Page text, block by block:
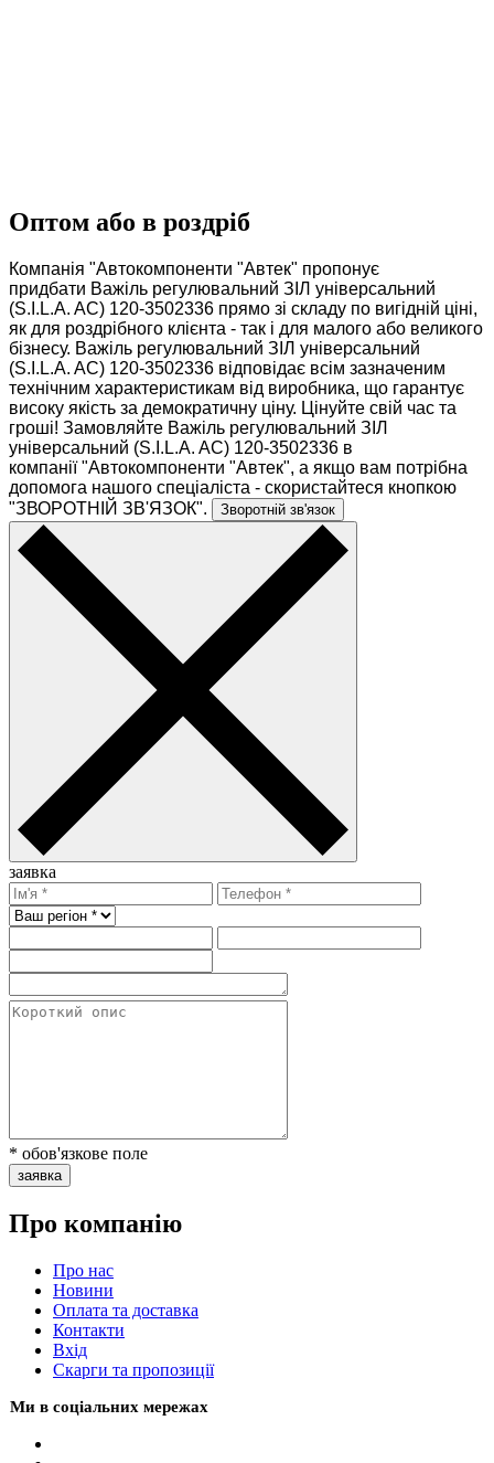
Оптом або в роздріб
Компанія "Автокомпоненти "Автек" пропонує
придбати Важіль регулювальний ЗІЛ універсальний
(S.I.L.A. AC) 120-3502336 прямо зі складу по вигідній ціні,
як для роздрібного клієнта - так і для малого або великого
бізнесу. Важіль регулювальний ЗІЛ універсальний
(S.I.L.A. AC) 120-3502336 відповідає всім зазначеним
технічним характеристикам від виробника, що гарантує
високу якість за демократичну ціну. Цінуйте свій час та
гроші! Замовляйте Важіль регулювальний ЗІЛ
універсальний (S.I.L.A. AC) 120-3502336 в
компанії "Автокомпоненти "Автек", а якщо вам потрібна
допомога нашого спеціаліста - скористайтеся кнопкою
"ЗВОРОТНІЙ ЗВ'ЯЗОК".
Зворотній зв'язок
заявка
* обов'язкове поле
заявка
Про компанію
Про нас
Новини
Оплата та доставка
Контакти
Вхiд
Скарги та пропозиції
Ми в соціальних мережах